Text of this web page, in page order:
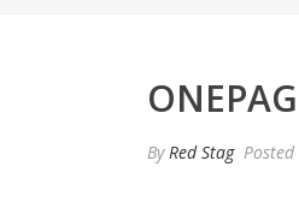
ByRed Stag Posted